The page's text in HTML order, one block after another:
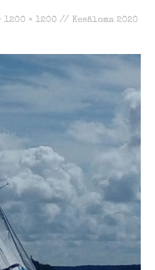
1200 × 1200 // Kesäloma 2020